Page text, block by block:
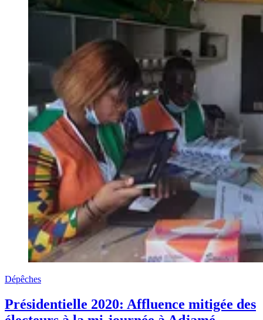
Dépêches
Présidentielle 2020: Affluence mitigée des